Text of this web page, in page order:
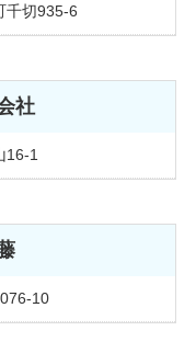
千切935-6
社
16-1
10